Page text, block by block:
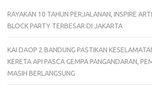
RAYAKAN 10 TAHUN PERJALANAN, INSPIRE
BLOCK PARTY TERBESAR DI JAKARTA
KAI DAOP 2 BANDUNG PASTIKAN
KERETA API PASCA GEMPA PANGANDARAN,
MASIH BERLANGSUNG